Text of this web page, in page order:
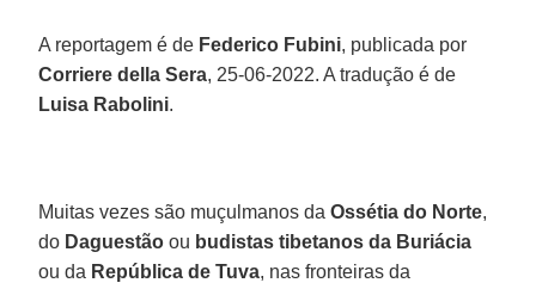
A reportagem é de Federico Fubini, publicada por
Corriere della Sera, 25-06-2022. A tradução é de
Luisa Rabolini.
Muitas vezes são muçulmanos daOssétia do Norte,
do Daguestão ou budistas tibetanos da Buriácia
ou da República de Tuva, nas fronteiras da